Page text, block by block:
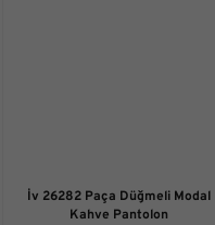
İv 26282 Paça Düğmeli Modal
Kahve Pantolon